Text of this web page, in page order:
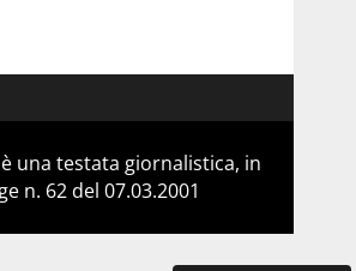
una testata giornalistica, in
n. 62 del 07.03.2001